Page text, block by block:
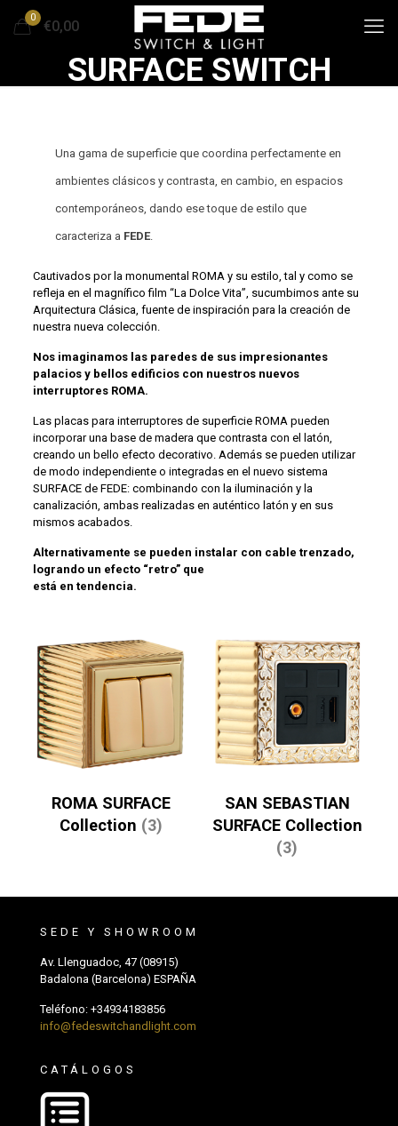
0
€0,00
SURFACE SWITCH
Una gama de superficie que coordina perfectamente en
ambientes clásicos y contrasta, en cambio, en espacios
contemporáneos, dando ese toque de estilo que
caracteriza a FEDE.
Cautivados por la monumental ROMA y su estilo, tal y como se
refleja en el magnífico film “La Dolce Vita”, sucumbimos ante su
Arquitectura Clásica, fuente de inspiración para la creación de
nuestra nueva colección.
Nos imaginamos las paredes de sus impresionantes
palacios y bellos edificios con nuestros nuevos
interruptores ROMA.
Las placas para interruptores de superficie ROMA pueden
incorporar una base de madera que contrasta con el latón,
creando un bello efecto decorativo. Además se pueden utilizar
de modo independiente o integradas en el nuevo sistema
SURFACE de FEDE: combinando con la iluminación y la
canalización, ambas realizadas en auténtico latón y en sus
mismos acabados.
Alternativamente se pueden instalar con cable trenzado,
logrando un efecto “retro” que
está en tendencia.
ROMA SURFACE
Collection (3)
SAN SEBASTIAN
SURFACE Collection
(3)
SEDE Y SHOWROOM
Av. Llenguadoc, 47 (08915)
Badalona (Barcelona) ESPAÑA
Teléfono: +34934183856
info@fedeswitchandlight.com
CATÁLOGOS